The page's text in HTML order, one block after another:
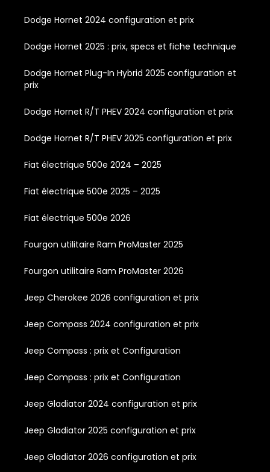
Dodge Hornet 2024 configuration et prix
Dodge Hornet 2025 : prix, specs et fiche technique
Dodge Hornet Plug-In Hybrid 2025 configuration et
prix
Dodge Hornet R/T PHEV 2024 configuration et prix
Dodge Hornet R/T PHEV 2025 configuration et prix
Fiat électrique 500e 2024 – 2025
Fiat électrique 500e 2025 – 2025
Fiat électrique 500e 2026
Fourgon utilitaire Ram ProMaster 2025
Fourgon utilitaire Ram ProMaster 2026
Jeep Cherokee 2026 configuration et prix
Jeep Compass 2024 configuration et prix
Jeep Compass : prix et Configuration
Jeep Compass : prix et Configuration
Jeep Gladiator 2024 configuration et prix
Jeep Gladiator 2025 configuration et prix
Jeep Gladiator 2026 configuration et prix